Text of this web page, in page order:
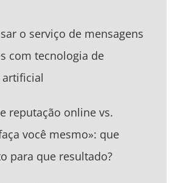
o serviço de mensagens
com tecnologia de
reputação online vs.
você mesmo»: que
para que resultado?